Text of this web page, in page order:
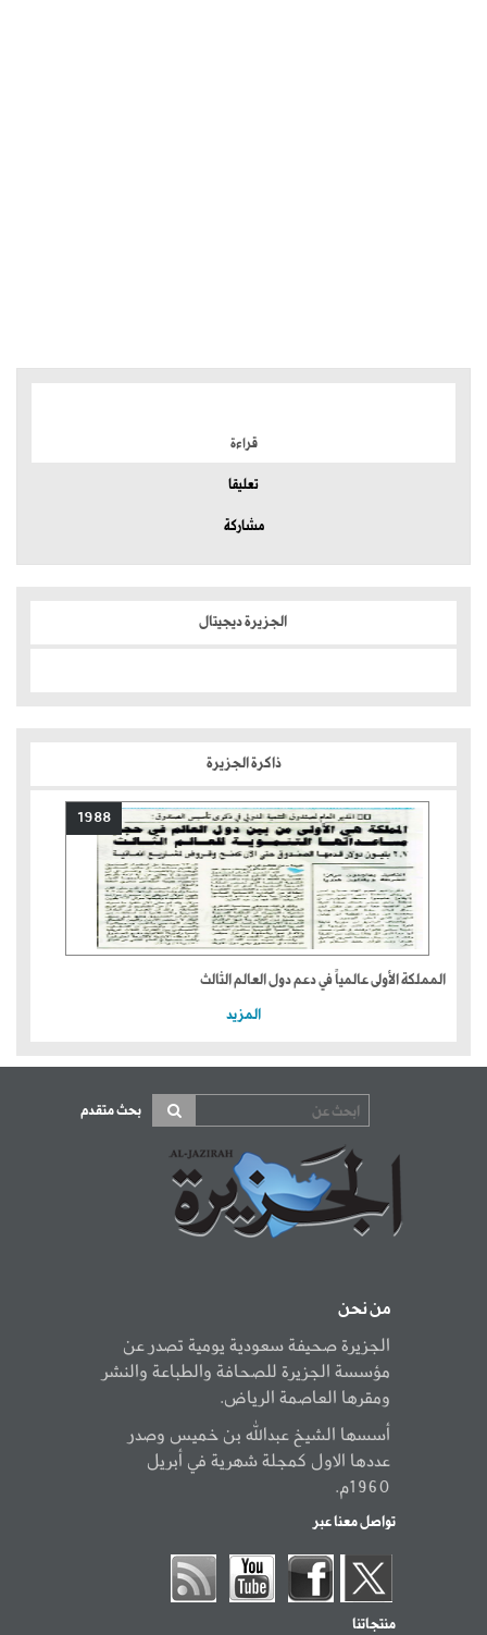
قراءة
تعليقا
مشاركة
الجزيرة ديجيتال
ذاكرة الجزيرة
1988
المملكة الأولى عالمياً في دعم دول العالم الثالث
المزيد
بحث متقدم
من نحن
الجزيرة صحيفة سعودية يومية تصدر عن
مؤسسة الجزيرة للصحافة والطباعة والنشر
ومقرها العاصمة الرياض.
أسسها الشيخ عبدالله بن خميس وصدر
عددها الاول كمجلة شهرية في أبريل
1960م.
تواصل معنا عبر
منتجاتنا